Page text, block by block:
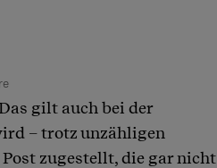
gilt auch bei der
– trotz unzähligen
zugestellt, die gar nicht